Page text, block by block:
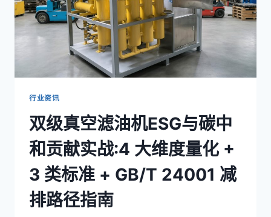
+
3
层
数
据
架
60296
+
GB/T
14541
双
级
真
空
行业资讯
双级真空滤油机ESG与碳中
和贡献实战:4 大维度量化 +
3 类标准 + GB/T 24001 减
排路径指南